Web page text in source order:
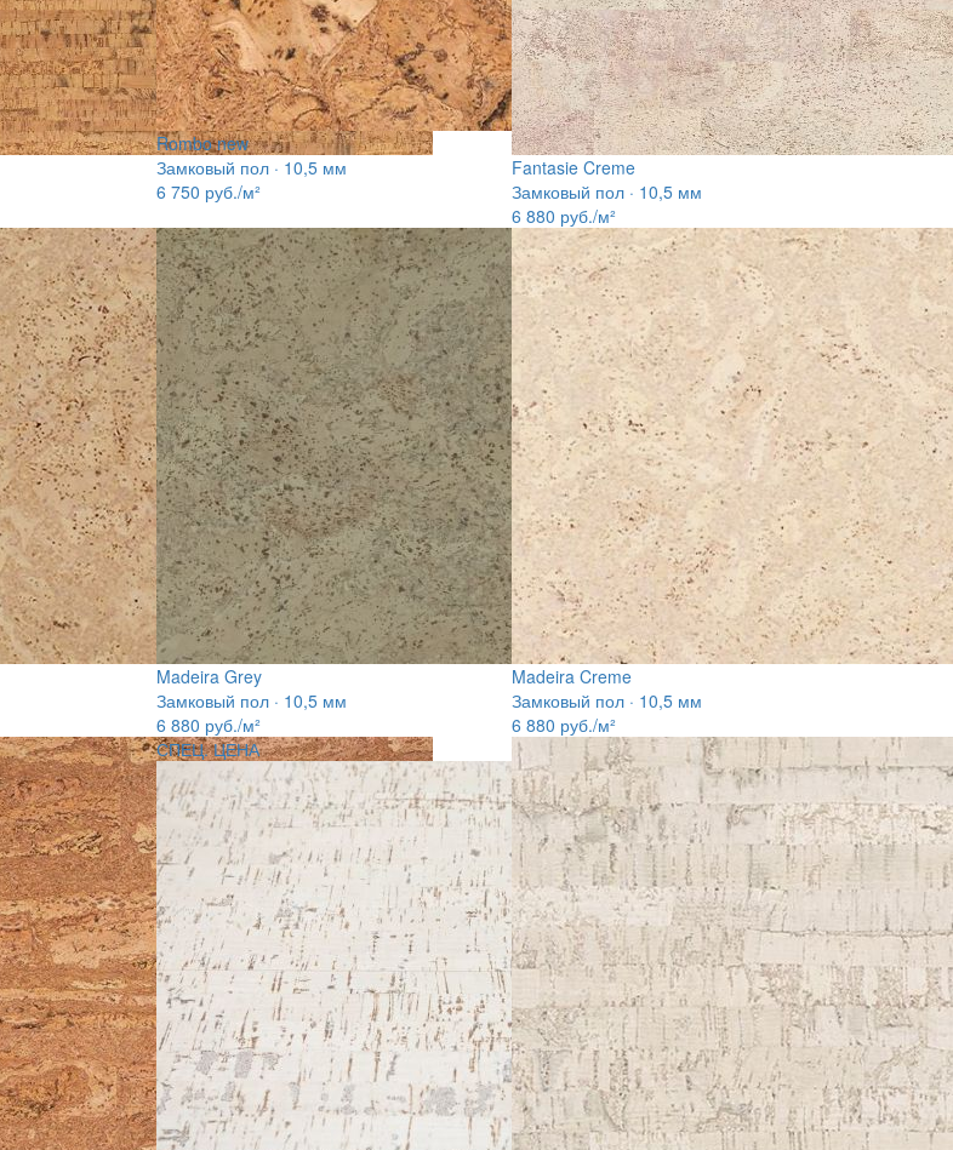
Rombo new
Замковый пол · 10,5 мм
6 750 руб./м²
Fantasie Creme
Замковый пол · 10,5 мм
6 880 руб./м²
Madeira Grey
Замковый пол · 10,5 мм
6 880 руб./м²
Madeira Creme
Замковый пол · 10,5 мм
6 880 руб./м²
СПЕЦ. ЦЕНА